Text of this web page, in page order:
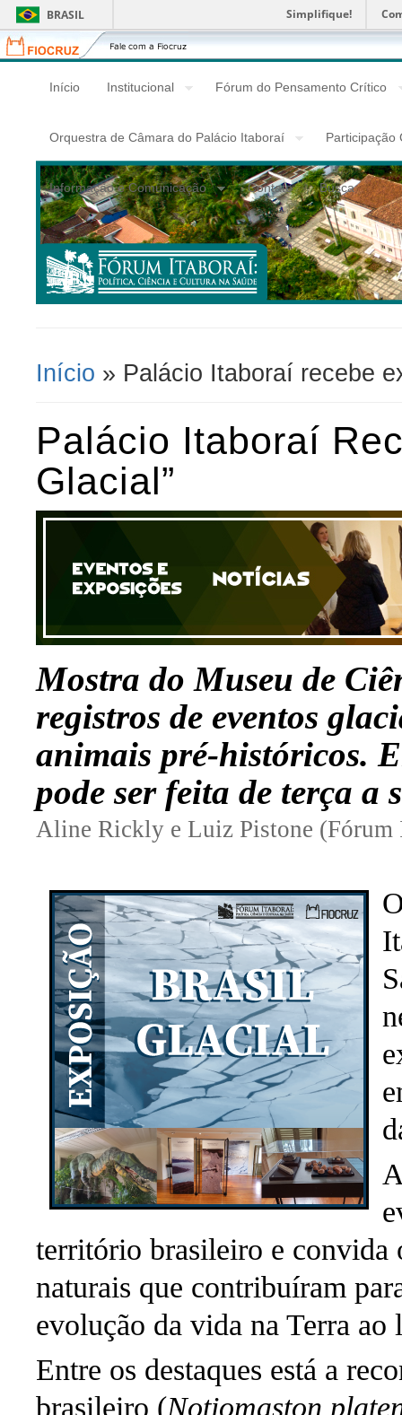
BRASIL Simplifique!
Fiocruz
Fale
com
Fiocruz
Início Institucional Fórum do Pensamento Crítico
Orquestra de Câmara do Palácio Itaboraí Participação
Informação e Comunicação Contato Busca
Você Está Aqui
Início » Palácio Itaboraí recebe
Palácio Itaboraí
Glacial”
Mostra do Museu de
registros de eventos
animais pré-históricos.
pode ser feita de terça a
Aline Rickly e Luiz Pistone (Fórum
território brasileiro e convida
naturais que contribuíram
evolução da vida na Terra
Entre os destaques está a
brasileiro (Notiomaston